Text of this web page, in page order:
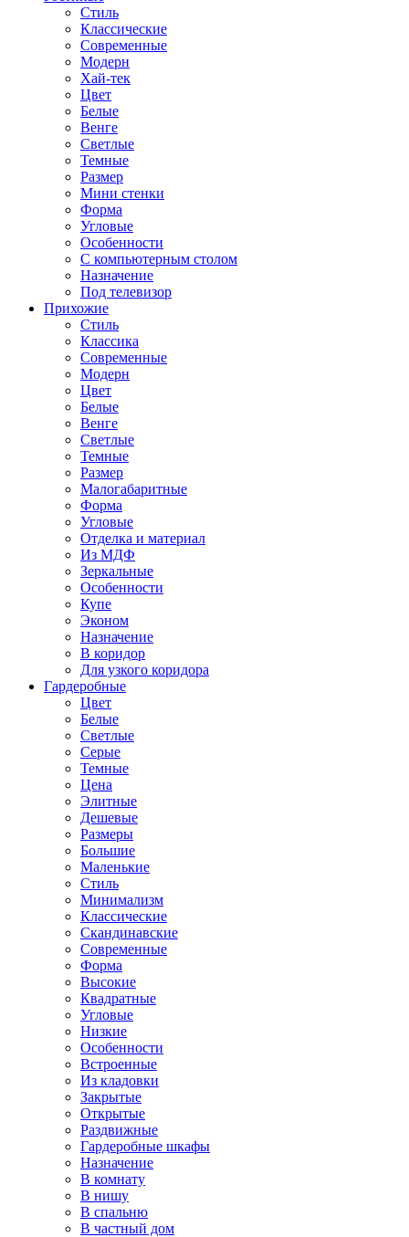
Стиль
Классические
Современные
Модерн
Хай-тек
Цвет
Белые
Венге
Светлые
Темные
Размер
Мини стенки
Форма
Угловые
Особенности
С компьютерным столом
Назначение
Под телевизор
Прихожие
Стиль
Классика
Современные
Модерн
Цвет
Белые
Венге
Светлые
Темные
Размер
Малогабаритные
Форма
Угловые
Отделка и материал
Из МДФ
Зеркальные
Особенности
Купе
Эконом
Назначение
В коридор
Для узкого коридора
Гардеробные
Цвет
Белые
Светлые
Серые
Темные
Цена
Элитные
Дешевые
Размеры
Большие
Маленькие
Стиль
Минимализм
Классические
Скандинавские
Современные
Форма
Высокие
Квадратные
Угловые
Низкие
Особенности
Встроенные
Из кладовки
Закрытые
Открытые
Раздвижные
Гардеробные шкафы
Назначение
В комнату
В нишу
В спальню
В частный дом